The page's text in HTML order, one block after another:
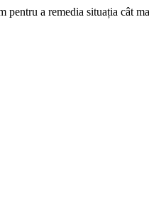
pentru a remedia situația cât